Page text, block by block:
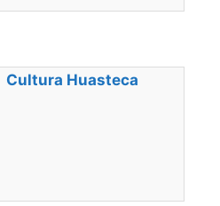
Cultura Huasteca